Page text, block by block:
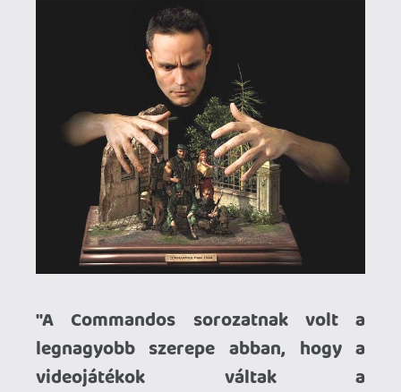
néhány éve egy korábbi
, amikor is
kiválasztottam addigi életem négy
legmeghatározóbb játékát. Végtelen
órákon át bámultam meredten aBehind
Enemy Lines, a Beyond the Call of Duty, a
Men of Courage és a Destination Berlin
második világháborús diorámáit,
miközben megszállottan kerestem a
leggyengébb láncszemeket a Harmadik
Birodalom hadigépezetében. Acsik és
trófeák híjánCaparzobajtársammal
karöltve újabb és újabb kihívásokat
gyilkolás nélkül kellett teljesíteni a
feladatokat, miután a VERY HARD
nehézségi szint alapértelmezettnek és
unalmasnak számított a szülőhelyünknél